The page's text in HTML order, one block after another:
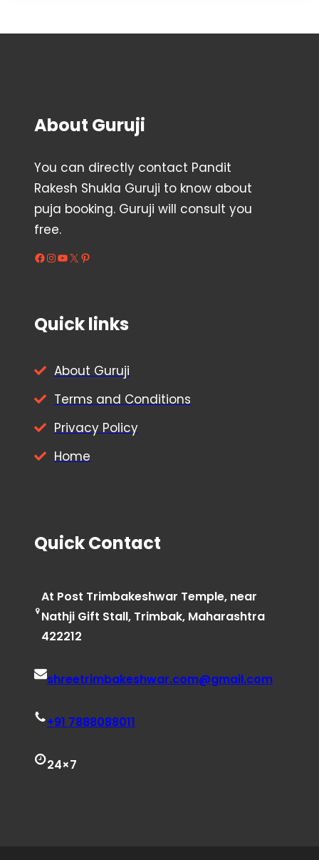
About Guruji
You can directly contact Pandit
Rakesh Shukla Guruji to know about
puja booking. Guruji will consult you
free.
Facebook InstagramYouTube X Pinterest
Quick links
About Guruji
Terms and Conditions
Privacy Policy
Home
Quick Contact
At Post Trimbakeshwar Temple, near
Nathji Gift Stall, Trimbak, Maharashtra
422212
shreetrimbakeshwar.com@gmail.com
+91 7888088011
24×7